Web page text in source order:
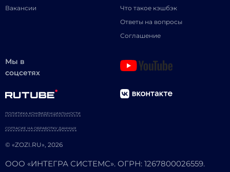
Вакансии
Что такое кэшбэк
Ответы на вопросы
Соглашение
Мы в
соцсетях
© «ZOZI.RU», 2026
ПОЛИТИКА КОНФИДЕНЦИАЛЬНОСТИ
СОГЛАСИЕ НА ОБРАБОТКУ ДАННЫХ
ООО «ИНТЕГРА СИСТЕМС». ОГРН: 1267800026559.